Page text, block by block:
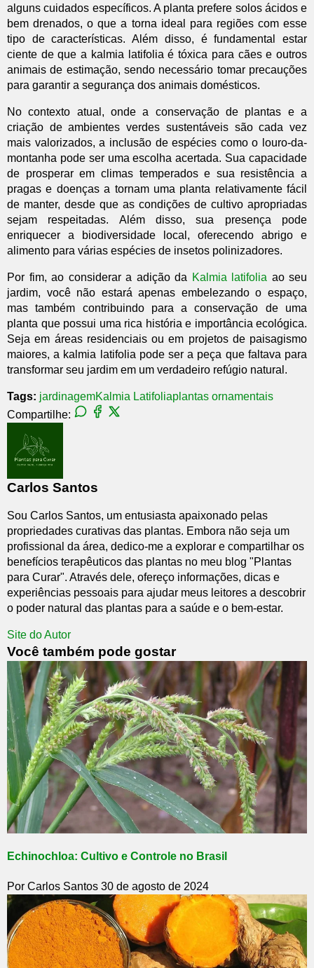
alguns cuidados específicos. A planta prefere solos ácidos e
bem drenados, o que a torna ideal para regiões com esse
tipo de características. Além disso, é fundamental estar
ciente de que a kalmia latifolia é tóxica para cães e outros
animais de estimação, sendo necessário tomar precauções
para garantir a segurança dos animais domésticos.
No contexto atual, onde a conservação de plantas e a
criação de ambientes verdes sustentáveis são cada vez
mais valorizados, a inclusão de espécies como o louro-da-
montanha pode ser uma escolha acertada. Sua capacidade
de prosperar em climas temperados e sua resistência a
pragas e doenças a tornam uma planta relativamente fácil
de manter, desde que as condições de cultivo apropriadas
sejam respeitadas. Além disso, sua presença pode
enriquecer a biodiversidade local, oferecendo abrigo e
alimento para várias espécies de insetos polinizadores.
Por fim, ao considerar a adição da Kalmia latifolia ao seu
jardim, você não estará apenas embelezando o espaço,
mas também contribuindo para a conservação de uma
planta que possui uma rica história e importância ecológica.
Seja em áreas residenciais ou em projetos de paisagismo
maiores, a kalmia latifolia pode ser a peça que faltava para
transformar seu jardim em um verdadeiro refúgio natural.
Tags: jardinagemKalmia Latifoliaplantas ornamentais
Compartilhe:
Carlos Santos
Sou Carlos Santos, um entusiasta apaixonado pelas
propriedades curativas das plantas. Embora não seja um
profissional da área, dedico-me a explorar e compartilhar os
benefícios terapêuticos das plantas no meu blog "Plantas
para Curar". Através dele, ofereço informações, dicas e
experiências pessoais para ajudar meus leitores a descobrir
o poder natural das plantas para a saúde e o bem-estar.
Site do Autor
Você também pode gostar
Echinochloa: Cultivo e Controle no Brasil
Por Carlos Santos 30 de agosto de 2024